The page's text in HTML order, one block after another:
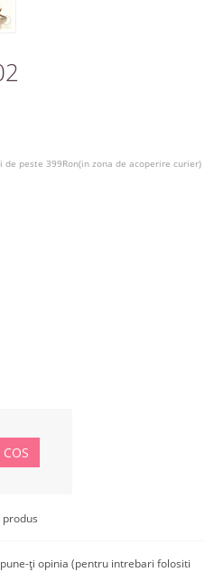
peste 399Ron(in zona de acoperire curier)
ţi opinia (pentru intrebari folositi